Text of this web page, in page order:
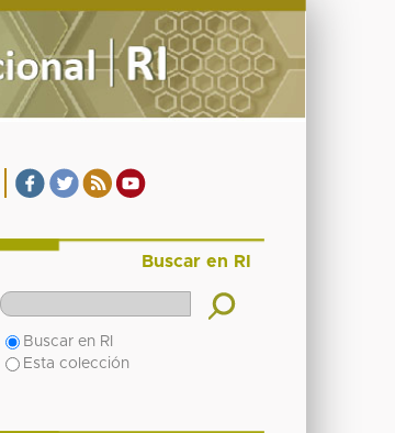
Buscar en RI
Buscar en RI
Esta colección